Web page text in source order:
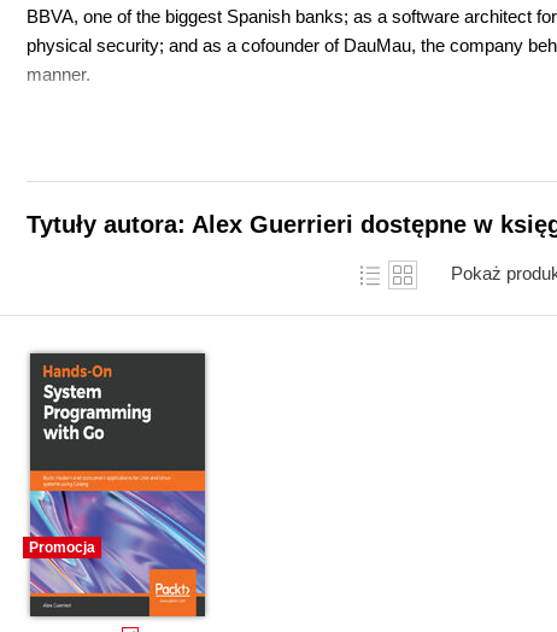
BBVA, one of the biggest Spanish banks; as a software architect
physical security; and as a cofounder of DauMau, the company
manner.
Tytuły autora: Alex Guerrieri dostępne w
Pokaż
Promocja